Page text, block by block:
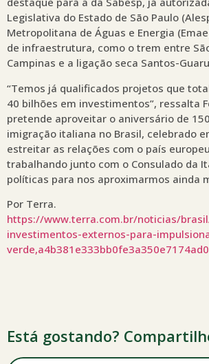
Legislativa do Estado de São Paulo
Metropolitana de Águas e Energia
de infraestrutura, como o trem entre
Campinas e a ligação seca Santos-
“Temos já qualificados projetos que
40 bilhões em investimentos”, ressalta
pretende aproveitar o aniversário de
imigração italiana no Brasil, celebrado
estreitar as relações com o país
trabalhando junto com o Consulado da
políticas para nos aproximarmos ainda
Por Terra.
https://www.terra.com.br/noticias/
investimentos-externos-para-
Está gostando?